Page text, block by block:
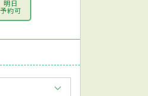
明日
予約可